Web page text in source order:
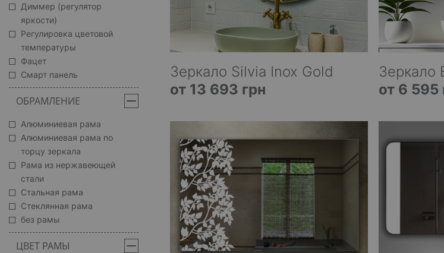
Диммер (регулятор
яркости)
Регулировка цветовой
температуры
Фацет
Смарт панель
ОБРАМЛЕНИЕ
Алюминиевая рама
Алюминиевая рама по
торцу зеркала
Рама из нержавеющей
стали
Стальная рама
Стеклянная рама
без рамы
ЦВЕТ РАМЫ
Зеркало Silvia Inox Gold
от 13 693 грн
Зеркало
от 6 595